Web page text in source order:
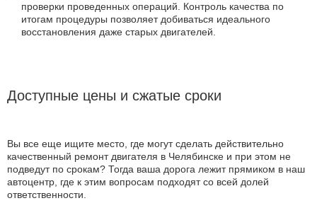
проверки проведенных операций. Контроль качества по
итогам процедуры позволяет добиваться идеального
восстановления даже старых двигателей.
Доступные цены и сжатые сроки
Вы все еще ищите место, где могут сделать действительно
качественный ремонт двигателя в Челябинске и при этом не
подведут по срокам? Тогда ваша дорога лежит прямиком в наш
автоцентр, где к этим вопросам подходят со всей долей
ответственности.